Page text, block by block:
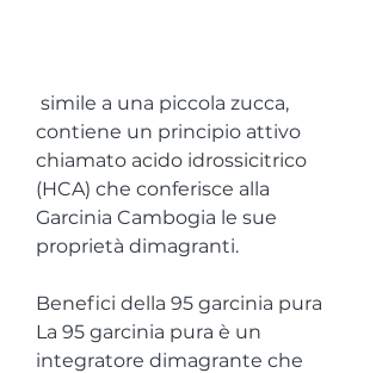
contiene un principio attivo
chiamato acido idrossicitrico
(HCA) che conferisce alla
Garcinia Cambogia le sue
proprietà dimagranti.
Benefici della 95 garcinia pura
La 95 garcinia pura è un
integratore dimagrante che